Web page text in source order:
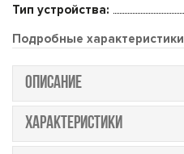
Тип устройства:
Подробные характеристики
ОПИСАНИЕ
ХАРАКТЕРИСТИКИ